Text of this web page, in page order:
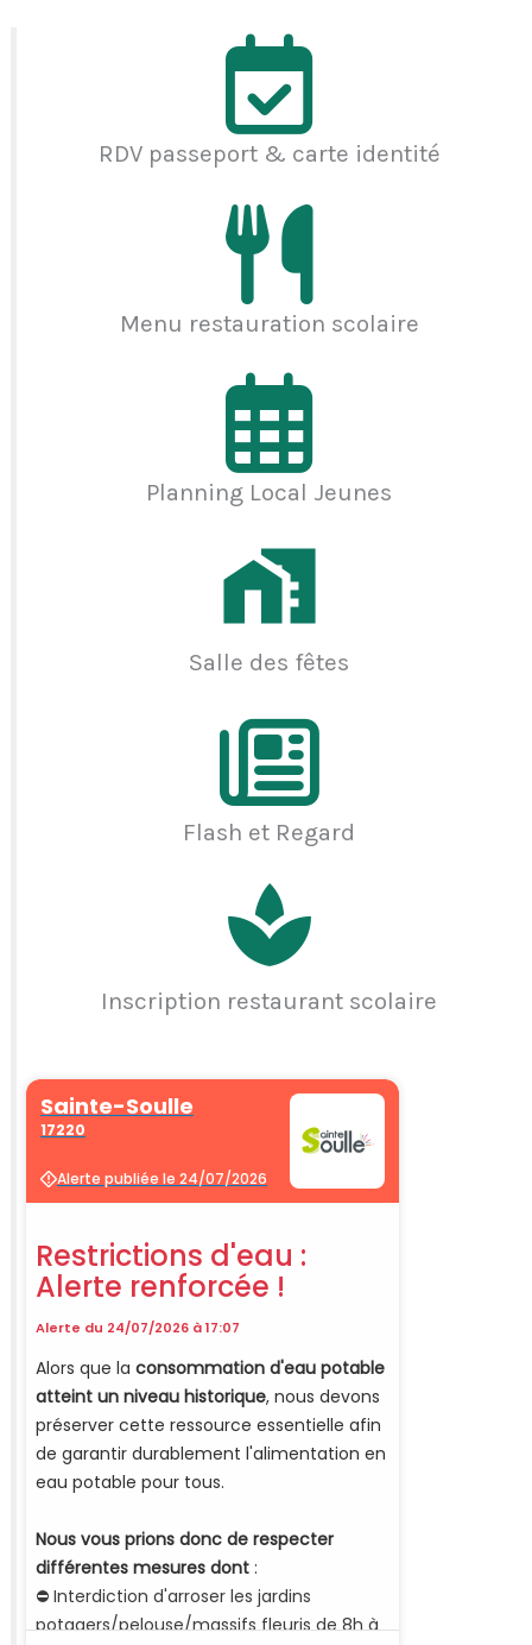
RDV passeport & carte identité
Menu restauration scolaire
Planning Local Jeunes
Salle des fêtes
Flash et Regard
Inscription restaurant scolaire